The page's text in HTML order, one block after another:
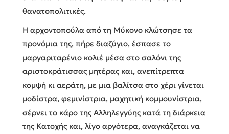
θανατοπολιτικές.
Η αρχοντοπούλα από τη Μύκονο κλώτσησε τα
προνόμια της, πήρε διαζύγιο, έσπασε το
μαργαριταρένιο κολιέ μέσα στο σαλόνι της
αριστοκράτισσας μητέρας και, ανεπίτρεπτα
κομψή κι αεράτη, με μια βαλίτσα στο χέρι γίνεται
μοδίστρα, φεμινίστρια, μαχητική κομμουνίστρια,
σέρνει το κάρο της Αλληλεγγύης κατά τη διάρκεια
της Κατοχής και, λίγο αργότερα, αναγκάζεται να